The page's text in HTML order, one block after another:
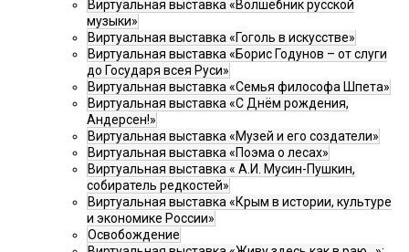
Виртуальная выставка «Волшебник русской
музыки»
Виртуальная выставка «Гоголь в искусстве»
Виртуальная выставка «Борис Годунов – от слуги
до Государя всея Руси»
Виртуальная выставка «Семья философа Шпета»
Виртуальная выставка «С Днём рождения,
Андерсен!»
Виртуальная выставка «Музей и его создатели»
Виртуальная выставка «Поэма о лесах»
Виртуальная выставка « А.И. Мусин-Пушкин,
собиратель редкостей»
Виртуальная выставка «Крым в истории, культуре
и экономике России»
Освобождение